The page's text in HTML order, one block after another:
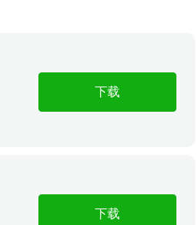
下载
下载